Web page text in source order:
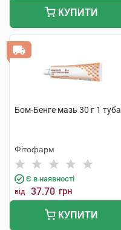
КУПИТИ
Бом-Бенге мазь 30 г 1 туба
Фітофарм
Є в наявності
від 37.70 грн
КУПИТИ